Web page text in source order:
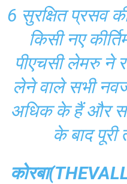
6 सुरक्षित प्रसव
किसी नए
पीएचसी लेमरु ने
लेने वाले सभी
अधिक के हैं और
के बाद